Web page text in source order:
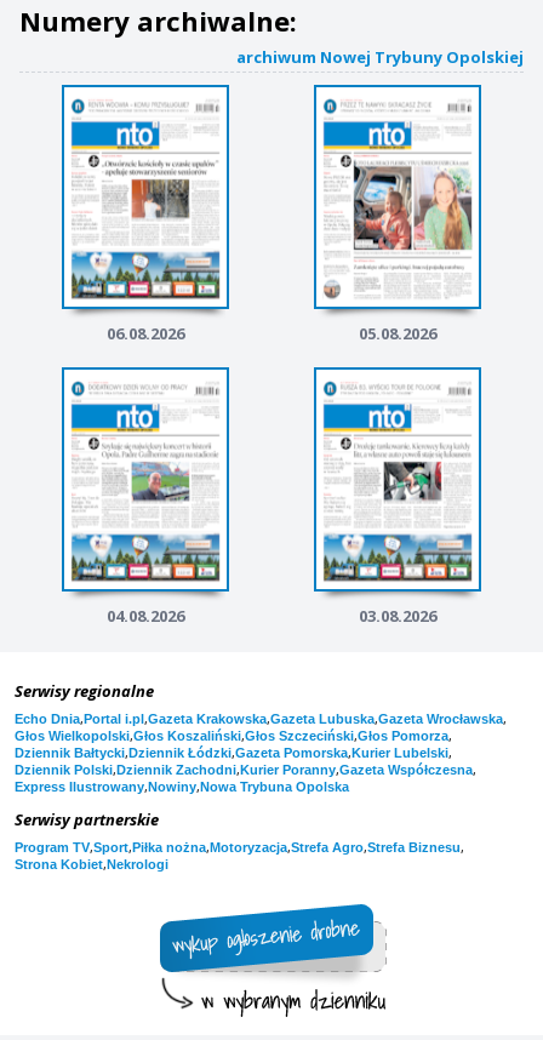
Numery archiwalne:
archiwum Nowej Trybuny Opolskiej
06.08.2026 05.08.2026
04.08.2026 03.08.2026
Serwisy regionalne
Echo Dnia,Portal i.pl,Gazeta Krakowska,Gazeta Lubuska,Gazeta Wrocławska,
Głos Wielkopolski,Głos Koszaliński,Głos Szczeciński,Głos Pomorza,
Dziennik Bałtycki,Dziennik Łódzki,Gazeta Pomorska,Kurier Lubelski,
Dziennik Polski,Dziennik Zachodni,Kurier Poranny,Gazeta Współczesna,
Express Ilustrowany,Nowiny,Nowa Trybuna Opolska
Serwisy partnerskie
Program TV,Sport,Piłka nożna,Motoryzacja,Strefa Agro,Strefa Biznesu,
Strona Kobiet,Nekrologi